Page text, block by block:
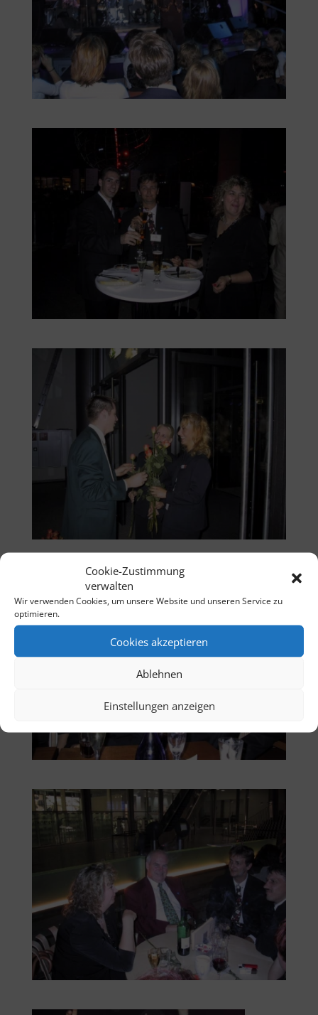
Cookie-Zustimmung
verwalten
Wir verwenden Cookies, um unsere Website und unseren Service zu
optimieren.
Cookies akzeptieren
Ablehnen
Einstellungen anzeigen